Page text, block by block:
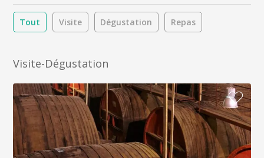
Tout Visite Dégustation Repas
Visite-Dégustation